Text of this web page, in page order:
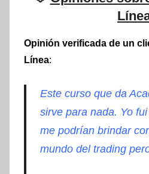
Opinión verificada de un
Línea:
Este curso que da
sirve para nada. Yo
me podrían brindar
mundo del trading